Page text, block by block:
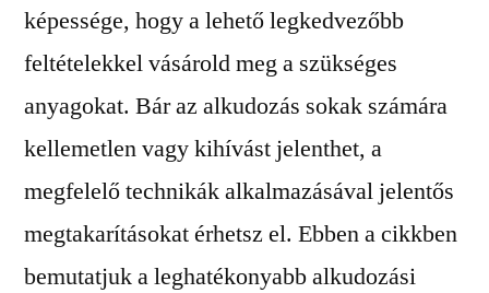
képessége, hogy a lehető legkedvezőbb
feltételekkel vásárold meg a szükséges
anyagokat. Bár az alkudozás sokak számára
kellemetlen vagy kihívást jelenthet, a
megfelelő technikák alkalmazásával jelentős
megtakarításokat érhetsz el. Ebben a cikkben
bemutatjuk a leghatékonyabb alkudozási